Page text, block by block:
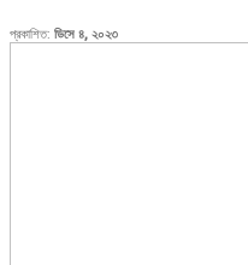
প্রকাশিত: ডিসে ৪, ২০২৩